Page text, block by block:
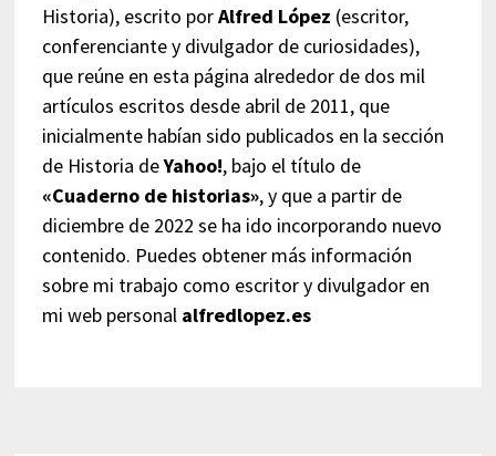
Historia), escrito porAlfred López (escritor,
conferenciante y divulgador de curiosidades),
que reúne en esta página alrededor de dos mil
artículos escritos desde abril de 2011, que
inicialmente habían sido publicados en la sección
de Historia deYahoo!, bajo el título de
«Cuaderno de historias», y que a partir de
diciembre de 2022 se ha ido incorporando nuevo
contenido. Puedes obtener más información
sobre mi trabajo como escritor y divulgador en
mi web personal alfredlopez.es